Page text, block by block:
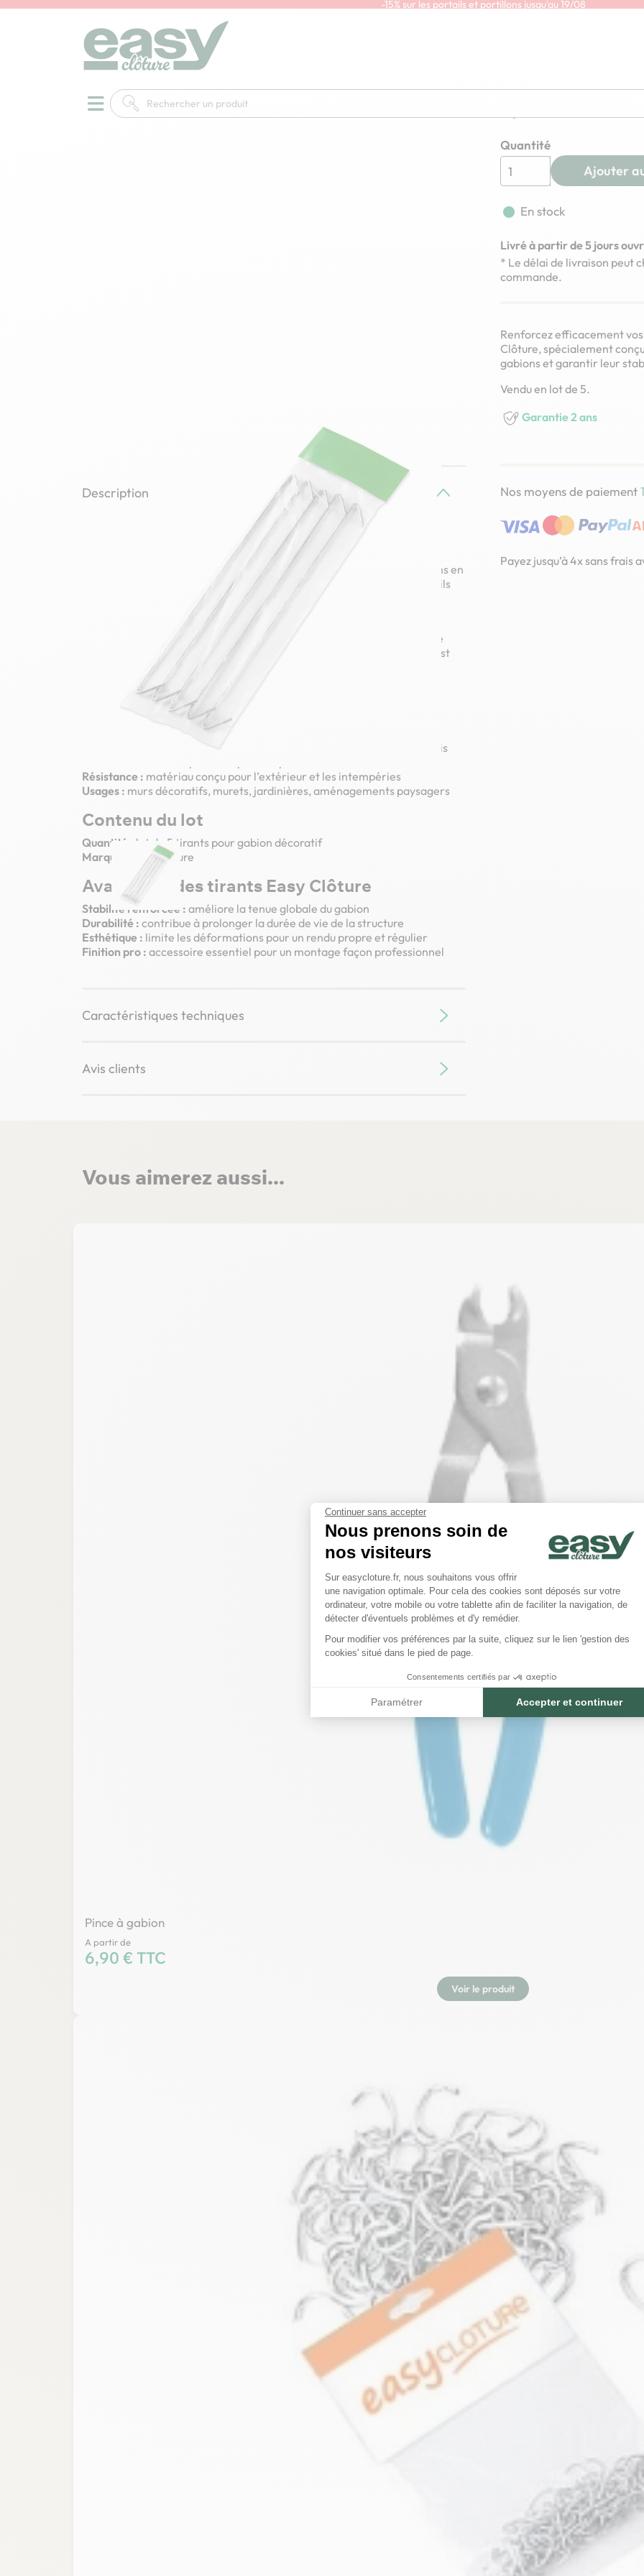
Continuer sans accepter
Nous prenons soin de
nos visiteurs
Plateforme de Gestion du
Sur easycloture.fr, nous souhaitons vous offrir
une navigation optimale. Pour cela des cookies sont déposés sur votre
ordinateur, votre mobile ou votre tablette afin de faciliter la navigation, de
détecter d'éventuels problèmes et d'y remédier.
Pour modifier vos préférences par la suite, cliquez sur le lien 'gestion des
cookies' situé dans le pied de page.
Consentements certifiés par
Paramétrer Accepter et continuer
Axeptio consent
En savoir plus
-15% sur les portails et portillons jusqu'au 19/08
Gabion
Tirants
Quantité
Ajouter
fiber_manual_record En stock
Livré à partir de 5 jours
* Le délai de livraison peut
commande.
Renforcez efficacement
Clôture, spécialement
gabions et garantir leur
Vendu en lot de 5.
Garantie 2 ans
Nos moyens de paiement
Payez jusqu’à 4x sans frais
Description
Tirants pour gabion Easy Clôture
Les tirants pour gabion décoratif Easy Clôture sont des accessoires
indispensables pour assurer la solidité et la longévité de vos installations en
gabions. Compatibles avec l’ensemble des cages gabions décoratives, ils
permettent de maintenir un écartement constant entre les parois et
d’éviter toute déformation due au poids des pierres.
Fabriqués dans un matériau robuste et durable, ces tirants assurent une
excellente tenue dans le temps, même en extérieur. Leur installation est
simple et rapide, idéale pour les particuliers comme pour les
professionnels.
Caractéristiques des tirants pour gabion
adaptés aux cages gabions décoratives standards
maintiennent la structure et évitent le bombement des parois
Résistance : matériau conçu pour l’extérieur et les intempéries
Usages : murs décoratifs, murets, jardinières, aménagements paysagers
Contenu du lot
Quantité :
lot de 5 tirants pour gabion décoratif
Marque :
Easy Clôture
Avantages des tirants Easy Clôture
Stabilité renforcée : améliore la tenue globale du gabion
Durabilité : contribue à prolonger la durée de vie de la structure
Esthétique : limite les déformations pour un rendu propre et régulier
Finition pro : accessoire essentiel pour un montage façon professionnel
Caractéristiques techniques
Avis clients
Vous aimerez aussi...
Pince à gabion
A partir de
Prix
6,90 € TTC
Voir le produit